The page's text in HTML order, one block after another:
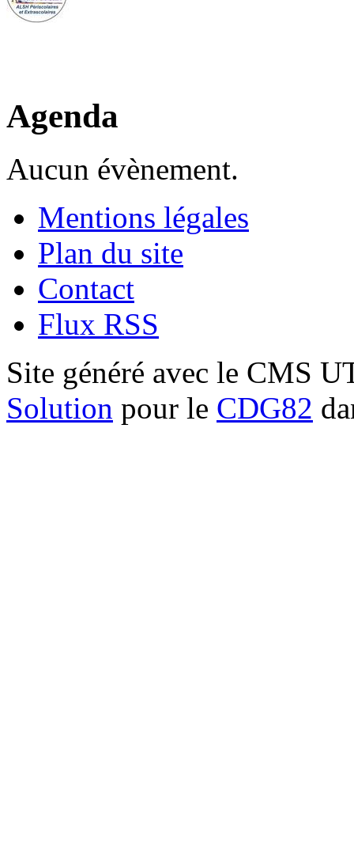
Agenda
Aucun évènement.
Mentions légales
Plan du site
Contact
Flux RSS
Site généré avec le CMS
Solution pour le CDG82